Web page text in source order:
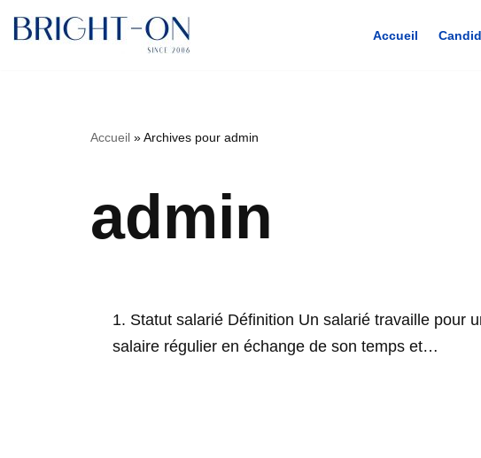
Accueil
Accueil »Archives pour admin
admin
1. Statut salarié Définition Un salarié travaille pour
salaire régulier en échange de son temps et…